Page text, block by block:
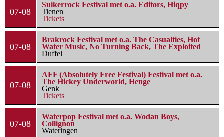
07-08
Suikerrock Festival met o.a. Editors, Hiqpy
Tienen
Tickets
07-08
Brakrock Festival met o.a. The Casualties, Hot
Water Music, No Turning Back, The Exploited
Duffel
07-08
AFF (Absolutely Free Festival) Festival met o.a.
The Hickey Underworld, Henge
Genk
Tickets
07-08
Waterpop Festival met o.a. Wodan Boys,
Collignon
Wateringen